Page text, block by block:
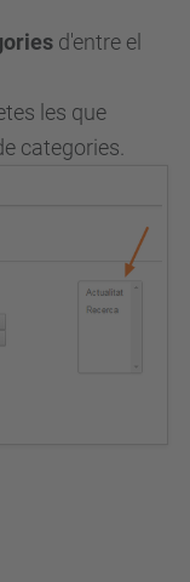
d'entre el
les que
categories.